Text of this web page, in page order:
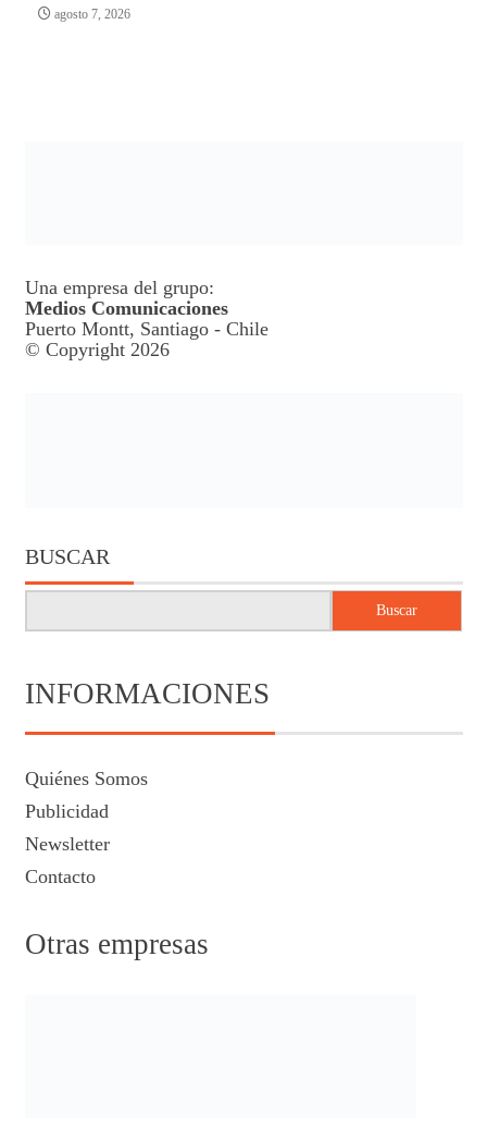
agosto 7, 2026
Una empresa del grupo:
Medios Comunicaciones
Puerto Montt, Santiago - Chile
© Copyright 2026
BUSCAR
Buscar
INFORMACIONES
Quiénes Somos
Publicidad
Newsletter
Contacto
Otras empresas